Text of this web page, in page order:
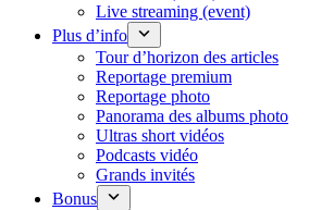
Live streaming (event)
Plus d’info
Tour d’horizon des articles
Reportage premium
Reportage photo
Panorama des albums photo
Ultras short vidéos
Podcasts vidéo
Grands invités
Bonus